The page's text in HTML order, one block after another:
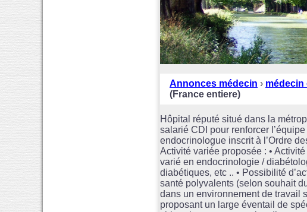
Annonces médecin ›
(France entiere)
Hôpital réputé situé dans la
salarié CDI pour renforcer
endocrinologue inscrit à l’Ordre
Activité variée proposée : •
varié en endocrinologie /
diabétiques, etc .. • Possibilité
santé polyvalents (selon souhait
dans un environnement de travail
proposant un large éventail de